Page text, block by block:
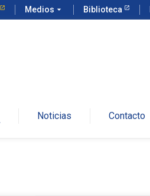
Medios arrow_drop_down Biblioteca
Noticias Contacto